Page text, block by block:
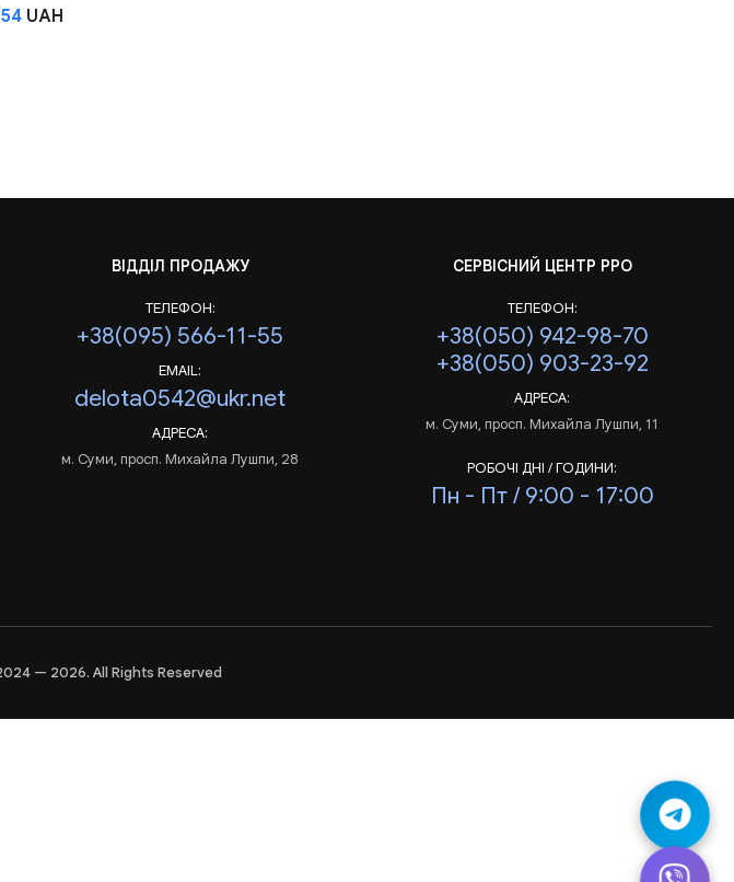
UAH
ВІДДІЛ ПРОДАЖУ
ТЕЛЕФОН:
+38(095) 566-11-55
EMAIL:
delota0542@ukr.net
АДРЕСА:
м. Суми, просп. Михайла Лушпи, 28
СЕРВІСНИЙ ЦЕНТР РРО
ТЕЛЕФОН:
+38(050) 942-98-70
+38(050) 903-23-92
АДРЕСА:
м. Суми, просп. Михайла Лушпи, 11
РОБОЧІ ДНІ / ГОДИНИ:
Пн - Пт / 9:00 - 17:00
— 2026. All Rights Reserved